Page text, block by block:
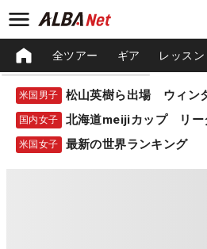
全ツアー ギア レッスン
米国男子
国内女子 北海道meijiカップ リー
米国女子 最新の世界ランキング